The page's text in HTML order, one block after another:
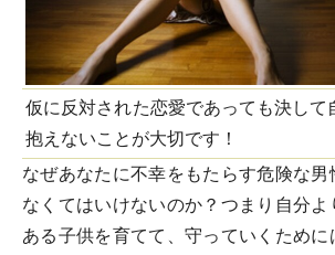
仮に反対された恋愛であっても決して
抱えないことが大切です！
なぜあなたに不幸をもたらす危険な
なくてはいけないのか？つまり自分
ある子供を育てて、守っていくため